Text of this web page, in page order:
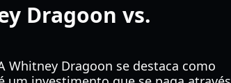
Dragoon vs.
Whitney Dragoon se destaca como